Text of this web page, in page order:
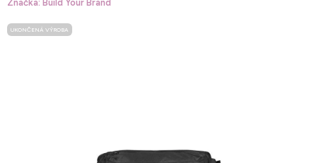
Značka: Build Your Brand
UKONČENÁ VÝROBA